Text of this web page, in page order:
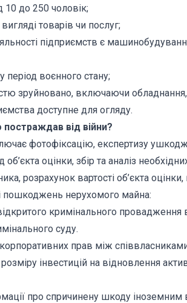
до 250 чоловік;
товарів чи послуг;
підприємств є
воєнного стану;
зруйновано, включаючи обладнання,
доступне для огляду.
від війни?
фотофіксацію, експертизу
оцінки, збір та аналіз
розрахунок вартості об’єкта оцінки,
і пошкоджень нерухомого майна:
кримінального провадження
суду.
корпоративних прав між
інвестицій на відновлення
про спричинену шкоду